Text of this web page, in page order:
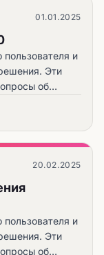
01.01.2025
и
Эти
об
20.02.2025
и
Эти
об